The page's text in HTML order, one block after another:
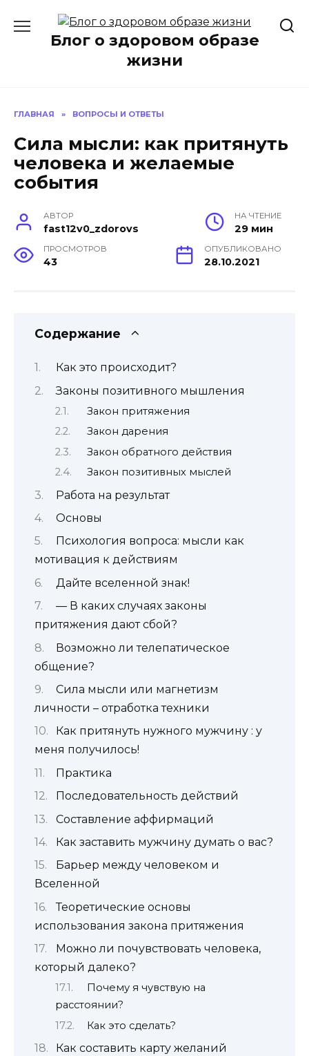
содержаниюБлог о здоровом образе
жизни
ГЛАВНАЯ » ВОПРОСЫ И ОТВЕТЫ
Сила мысли: как притянуть
человека и желаемые
события
АВТОР
fast12v0_zdorovs
НА ЧТЕНИЕ
29 мин
ПРОСМОТРОВ
43
ОПУБЛИКОВАНО
28.10.2021
Содержание
Как это происходит?
Законы позитивного мышления
Закон притяжения
Закон дарения
Закон обратного действия
Закон позитивных мыслей
Работа на результат
Основы
Психология вопроса: мысли как
мотивация к действиям
Дайте вселенной знак!
— В каких случаях законы
притяжения дают сбой?
Возможно ли телепатическое
общение?
Сила мысли или магнетизм
личности – отработка техники
Как притянуть нужного мужчину : у
меня получилось!
Практика
Последовательность действий
Составление аффирмаций
Как заставить мужчину думать о вас?
Барьер между человеком и
Вселенной
Теоретические основы
использования закона притяжения
Можно ли почувствовать человека,
который далеко?
Почему я чувствую на
расстоянии?
Как это сделать?
Как составить карту желаний